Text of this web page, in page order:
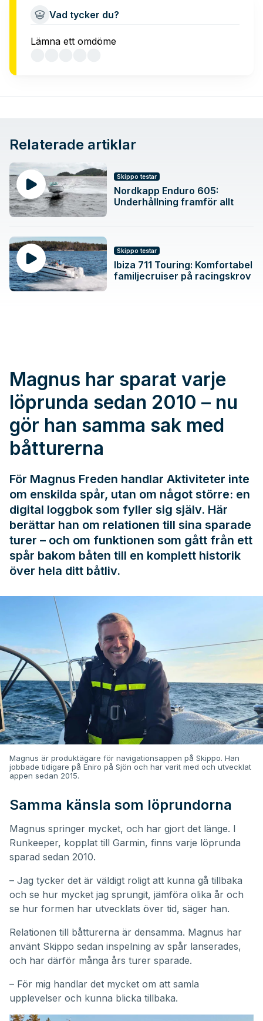
Vad tycker du?
Lämna ett omdöme
Relaterade artiklar
Skippo testar
Nordkapp Enduro 605:
Underhållning framför allt
Skippo testar
Ibiza 711 Touring: Komfortabel
familjecruiser på racingskrov
Magnus har sparat varje
löprunda sedan 2010 – nu
gör han samma sak med
båtturerna
För Magnus Freden handlar Aktiviteter inte
om enskilda spår, utan om något större: en
digital loggbok som fyller sig själv. Här
berättar han om relationen till sina sparade
turer – och om funktionen som gått från ett
spår bakom båten till en komplett historik
över hela ditt båtliv.
Magnus är produktägare för navigationsappen på Skippo. Han
jobbade tidigare på Eniro på Sjön och har varit med och utvecklat
appen sedan 2015.
Samma känsla som löprundorna
Magnus springer mycket, och har gjort det länge. I
Runkeeper, kopplat till Garmin, finns varje löprunda
sparad sedan 2010.
– Jag tycker det är väldigt roligt att kunna gå tillbaka
och se hur mycket jag sprungit, jämföra olika år och
se hur formen har utvecklats över tid, säger han.
Relationen till båtturerna är densamma. Magnus har
använt Skippo sedan inspelning av spår lanserades,
och har därför många års turer sparade.
– För mig handlar det mycket om att samla
upplevelser och kunna blicka tillbaka.